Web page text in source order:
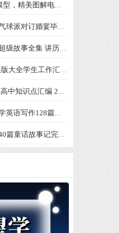
美图解电子版PPT【
对订婚宴毕业典礼舞
故事全集 讲历史、讲
全学生工作汇报总结简
知识点汇编 238M
写作128篇） 564M
话故事记完小学1000
算应用题一二三四五
版字帖练字1-6年级